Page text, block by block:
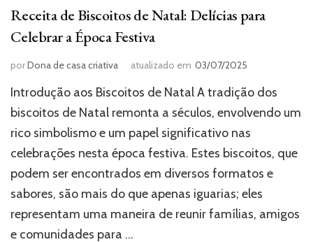
Receita de Biscoitos de Natal: Delícias para
Celebrar a Época Festiva
porDona de casa criativa atualizado em 03/07/2025
Introdução aos Biscoitos de Natal A tradição dos
biscoitos de Natal remonta a séculos, envolvendo um
rico simbolismo e um papel significativo nas
celebrações nesta época festiva. Estes biscoitos, que
podem ser encontrados em diversos formatos e
sabores, são mais do que apenas iguarias; eles
representam uma maneira de reunir famílias, amigos
e comunidades para …